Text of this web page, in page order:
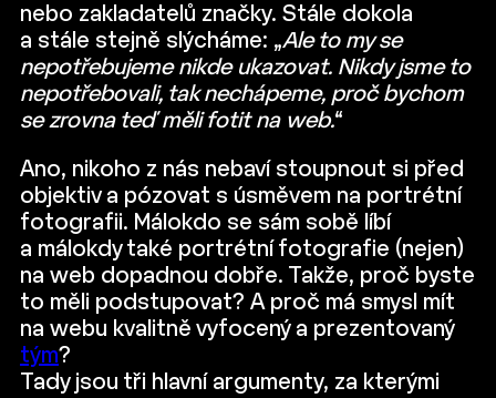
nebo zakladatelů značky. Stále dokola
a stále stejně slýcháme: „Ale to my se
nepotřebujeme nikde ukazovat. Nikdy jsme to
nepotřebovali, tak nechápeme, proč bychom
se zrovna teď měli fotit na web.“
Ano, nikoho z nás nebaví stoupnout si před
objektiv a pózovat s úsměvem na portrétní
fotografii. Málokdo se sám sobě líbí
a málokdy také portrétní fotografie (nejen)
na web dopadnou dobře. Takže, proč byste
to měli podstupovat? A proč má smysl mít
na webu kvalitně vyfocený a prezentovaný
tým?
Tady jsou tři hlavní argumenty, za kterými